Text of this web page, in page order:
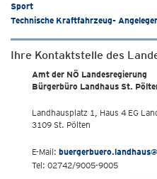
Sport
Technische Kraftfahrzeug-
Ihre Kontaktstelle des
Amt der NÖ Landesregierung
Bürgerbüro Landhaus St.
Landhausplatz 1, Haus 4 EG
3109 St. Pölten
E-Mail:
Tel: 02742/9005-9005